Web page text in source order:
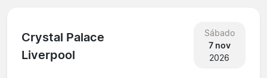
Crystal Palace
Liverpool
Sábado
7 nov
2026